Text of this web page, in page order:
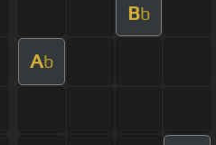
Bb
Ab